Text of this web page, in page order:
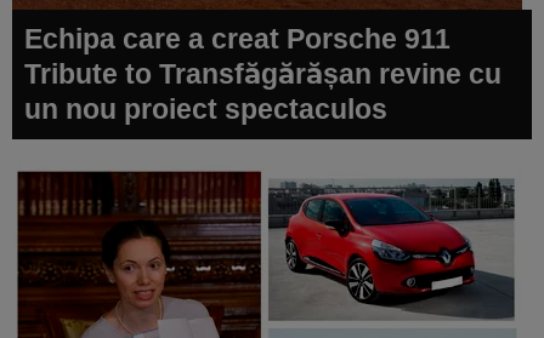
Echipa care a creat Porsche 911
Tribute to Transfăgărășan revine cu
un nou proiect spectaculos